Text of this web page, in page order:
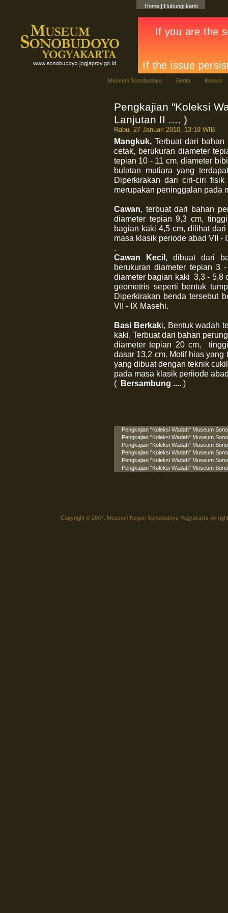
Home | Hubungi kami
Museum Sonobudoyo Berita Koleksi
Pengkajian "Koleksi
Lanjutan II .... )
Rabu, 27 Januari 2010, 13:19 WIB
Mangkuk, Terbuat dari
cetak, berukuran diameter
tepian 10 - 11 cm, diameter
bulatan mutiara yang
Diperkirakan dari ciri-ciri
merupakan peninggalan pada
Cawan, terbuat dari bahan
diameter tepian 9,3 cm,
bagian kaki 4,5 cm, dilihat
masa klasik periode abad VII -
.
Cawan Kecil, dibuat dari
berukuran diameter tepian
diameter bagian kaki 3,3 - 5,8
geometris seperti bentuk
Diperkirakan benda tersebut
VII - IX Masehi.
Basi Berkaki, Bentuk wadah
kaki. Terbuat dari bahan
diameter tepian 20 cm,
dasar 13,2 cm. Motif hias
yang dibuat dengan teknik
pada masa klasik periiode
( Bersambung .... )
Pengkajian "Koleksi Wadah" Museum
Pengkajian "Koleksi Wadah" Museum
Pengkajian "Koleksi Wadah" Museum
Pengkajian "Koleksi Wadah" Museum
Pengkajian "Koleksi Wadah" Museum
Pengkajian "Koleksi Wadah" Museum
Copyright © 2007. Museum Negeri Sonobudoyo Yogyakarta. All